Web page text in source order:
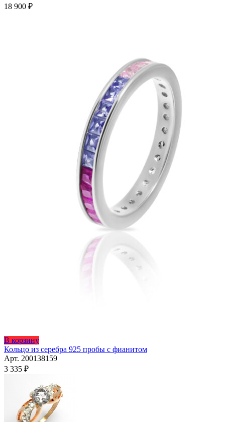
18 900 ₽
В корзинуЭтот
товар
имеет
Опции
можно
выбрать
на
Кольцо из серебра 925 пробы с фианитом
Арт. 200138159
3 335 ₽